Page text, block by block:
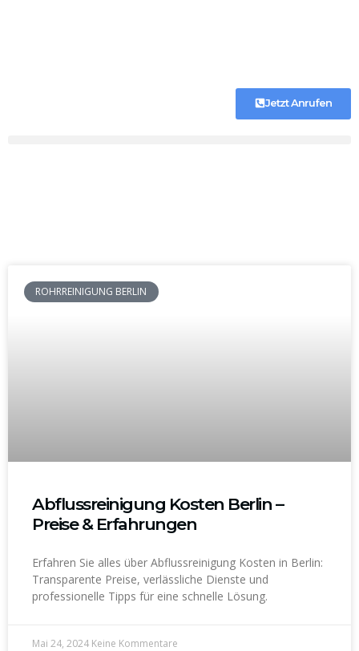
Jetzt Anrufen
ROHRREINIGUNG BERLIN
Abflussreinigung Kosten Berlin –
Preise & Erfahrungen
Erfahren Sie alles über Abflussreinigung Kosten in Berlin:
Transparente Preise, verlässliche Dienste und
professionelle Tipps für eine schnelle Lösung.
Mai 24, 2024 Keine Kommentare